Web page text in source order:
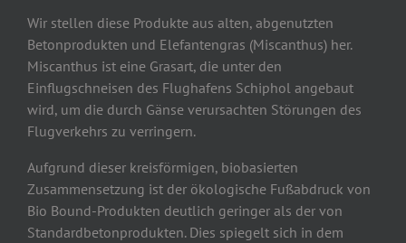
Wir stellen diese Produkte aus alten, abgenutzten
Betonprodukten und Elefantengras (Miscanthus) her.
Miscanthus ist eine Grasart, die unter den
Einflugschneisen des Flughafens Schiphol angebaut
wird, um die durch Gänse verursachten Störungen des
Flugverkehrs zu verringern.
Aufgrund dieser kreisförmigen, biobasierten
Zusammensetzung ist der ökologische Fußabdruck von
Bio Bound-Produkten deutlich geringer als der von
Standardbetonprodukten. Dies spiegelt sich in dem